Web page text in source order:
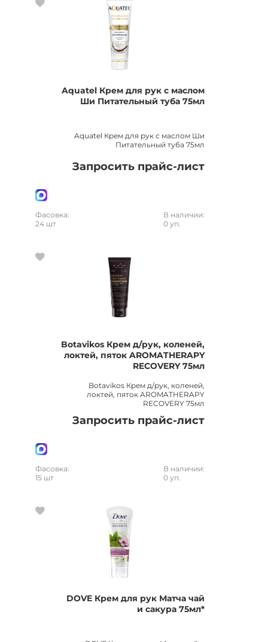
Aquatel Крем для рук с маслом
Ши Питательный туба 75мл
Aquatel Крем для рук с маслом Ши
Питательный туба 75мл
Запросить прайс-лист
Фасовка:
24 шт
В наличии:
0 уп.
Botavikos Крем д/рук, коленей,
локтей, пяток AROMATHERAPY
RECOVERY 75мл
Botavikos Крем д/рук, коленей,
локтей, пяток AROMATHERAPY
RECOVERY 75мл
Запросить прайс-лист
Фасовка:
15 шт
В наличии:
0 уп.
DOVE Крем для рук Матча чай
и сакура 75мл*